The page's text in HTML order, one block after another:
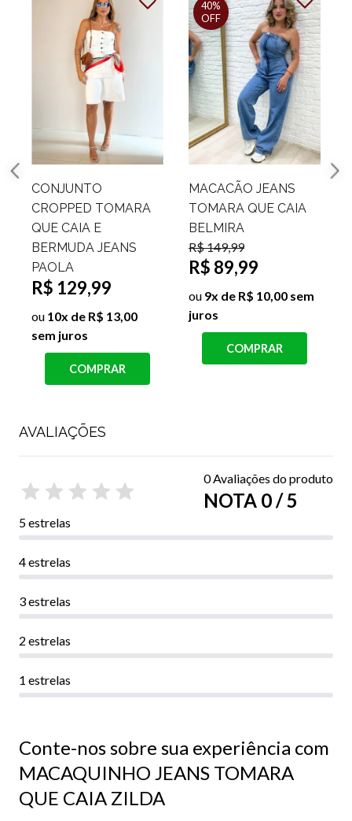
CONJUNTO
CROPPED TOMARA
QUE CAIA E
BERMUDA JEANS
PAOLA
R$ 129,99
ou 10x de R$ 13,00
sem juros
COMPRAR
MACACÃO JEANS
TOMARA QUE CAIA
BELMIRA
R$ 149,99
R$ 89,99
ou 9x de R$ 10,00 sem
juros
40%
OFF
COMPRAR
AVALIAÇÕES
0 Avaliações do produto
NOTA 0 / 5
5 estrelas
4 estrelas
3 estrelas
2 estrelas
1 estrelas
Conte-nos sobre sua experiência com
MACAQUINHO JEANS TOMARA
QUE CAIA ZILDA